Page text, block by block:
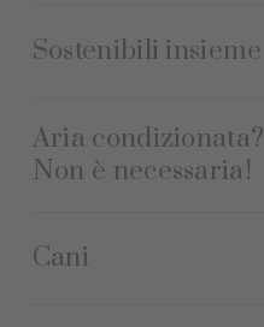
Sostenibili insieme
Aria condizionata?
Non è necessaria!
Cani